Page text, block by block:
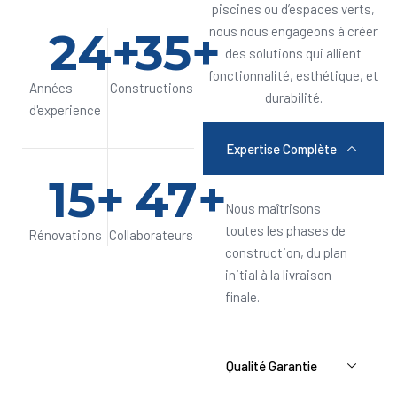
Années
d'experience
24+
Constructions
35+
Rénovations
15+
Collaborateurs
47+
piscines ou d’espaces verts,
nous nous engageons à créer
des solutions qui allient
fonctionnalité, esthétique, et
durabilité.
Expertise Complète
Nous maîtrisons
toutes les phases de
construction, du plan
initial à la livraison
finale.
Qualité Garantie